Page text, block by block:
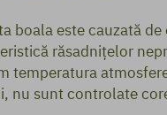
boala este cauzată
răsadnițelor
temperatura
nu sunt controlate